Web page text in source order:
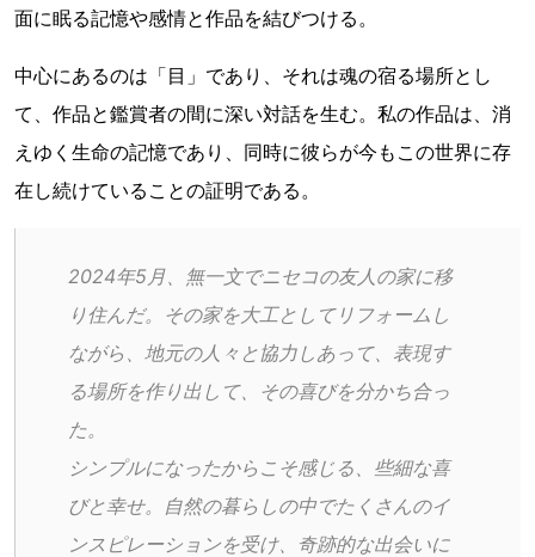
面に眠る記憶や感情と作品を結びつける。
中心にあるのは「目」であり、それは魂の宿る場所とし
て、作品と鑑賞者の間に深い対話を生む。私の作品は、消
えゆく生命の記憶であり、同時に彼らが今もこの世界に存
在し続けていることの証明である。
2024年5月、無一文でニセコの友人の家に移
り住んだ。その家を大工としてリフォームし
ながら、地元の人々と協力しあって、表現す
る場所を作り出して、その喜びを分かち合っ
た。
シンプルになったからこそ感じる、些細な喜
びと幸せ。自然の暮らしの中でたくさんのイ
ンスピレーションを受け、奇跡的な出会いに